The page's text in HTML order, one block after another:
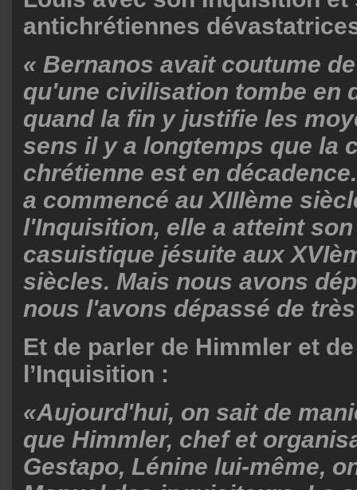
antichrétiennes
« Bernanos avait coutume
qu'une civilisation tombe en
quand la fin y justifie les
sens il y a longtemps que la
chrétienne est en
a commencé au XIIIème
l'Inquisition, elle a atteint
casuistique jésuite aux
siècles. Mais nous avons
nous l'avons dépassé de
Et de parler de Himmler et
l’Inquisition :
«Aujourd'hui, on sait de
que Himmler, chef et
Gestapo, Lénine lui-même,